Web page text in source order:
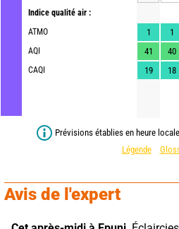
Indice qualité air :
ATMO
AQI
CAQI
1 1
41
40
19
18
Prévisions établies en heure
Légende
Avis de l'expert